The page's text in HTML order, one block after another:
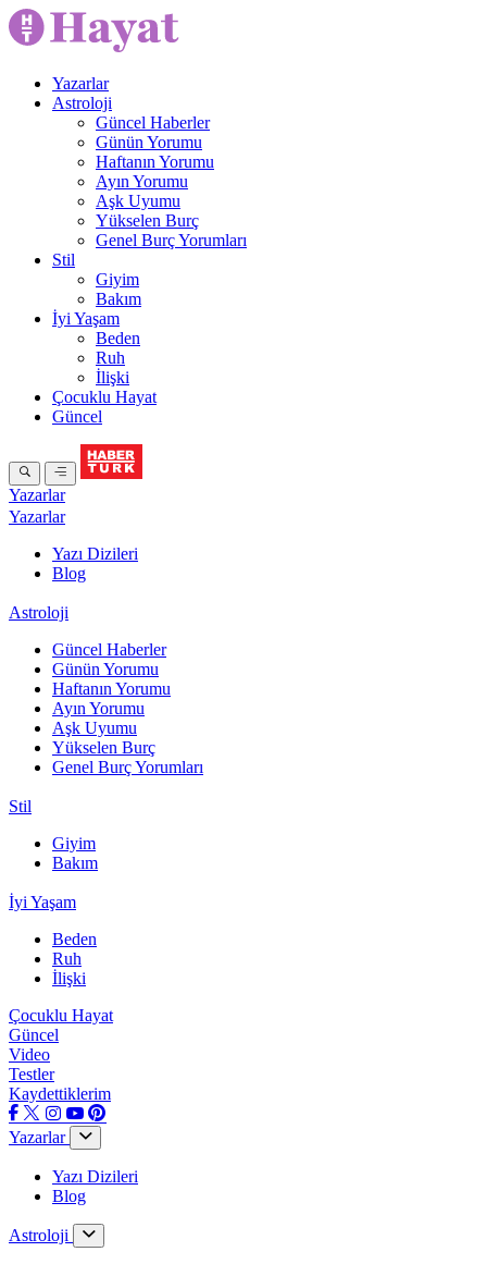
Yazarlar
Astroloji
Güncel Haberler
Günün Yorumu
Haftanın Yorumu
Ayın Yorumu
Aşk Uyumu
Yükselen Burç
Genel Burç Yorumları
Stil
Giyim
Bakım
İyi Yaşam
Beden
Ruh
İlişki
Çocuklu Hayat
Güncel
Yazarlar
Yazarlar
Yazı Dizileri
Blog
Astroloji
Güncel Haberler
Günün Yorumu
Haftanın Yorumu
Ayın Yorumu
Aşk Uyumu
Yükselen Burç
Genel Burç Yorumları
Stil
Giyim
Bakım
İyi Yaşam
Beden
Ruh
İlişki
Çocuklu Hayat
Güncel
Video
Testler
Kaydettiklerim
Yazarlar
Yazı Dizileri
Blog
Astroloji